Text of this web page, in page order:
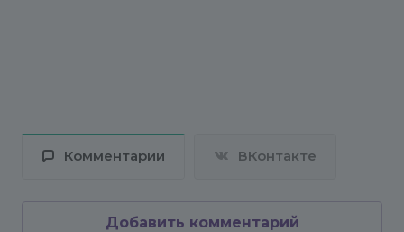
Комментарии ВКонтакте
Добавить комментарий